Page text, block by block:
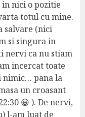
in nici o pozitie
totul cu mine.
salvare (nici
si singura in
nervi ca nu stiam
incercat toate
nimic… pana la
un croasant
😀 ). De nervi,
l-am luat de